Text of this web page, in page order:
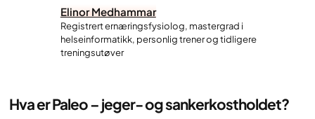
Elinor Medhammar
Registrert ernæringsfysiolog, mastergrad i
helseinformatikk, personlig trener og tidligere
treningsutøver
Hva er Paleo – jeger- og sankerkostholdet?